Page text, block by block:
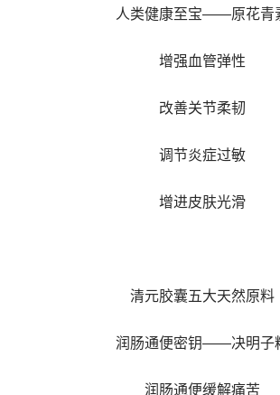
人类健康至宝——原花青
增强血管弹性
改善关节柔韧
调节炎症过敏
增进皮肤光滑
清元胶囊五大天然原料
润肠通便密钥——决明子
润肠通便缓解痛苦